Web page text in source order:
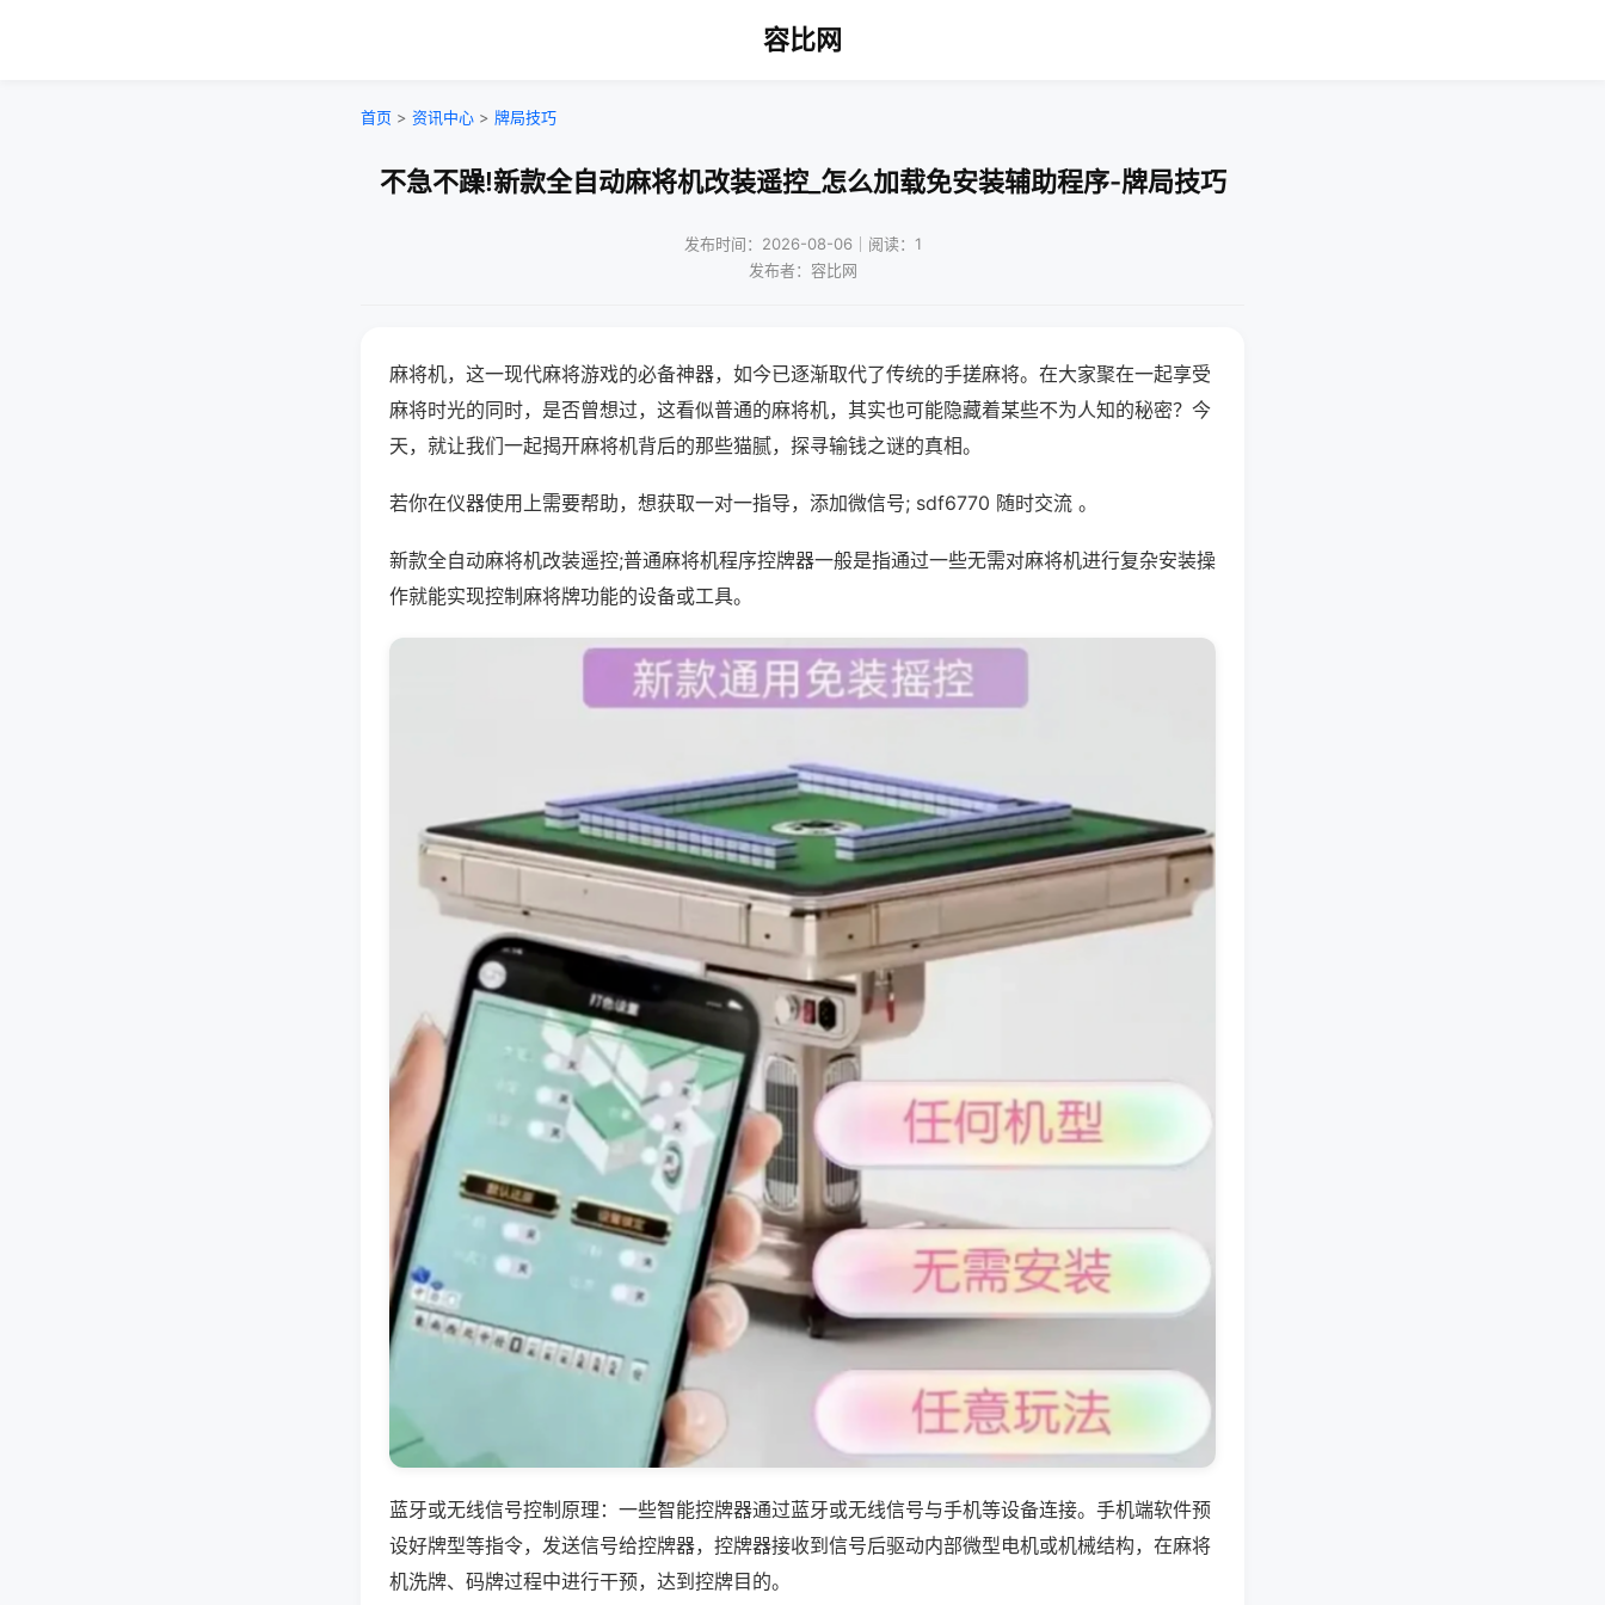
容比网
首页 > 资讯中心 > 牌局技巧
不急不躁!新款全自动麻将机改装遥控_怎么加载免安装辅助程序-牌局技巧
发布时间：2026-08-06｜阅读：1
发布者：容比网
麻将机，这一现代麻将游戏的必备神器，如今已逐渐取代了传统的手搓麻将。在大家聚在一起享受
麻将时光的同时，是否曾想过，这看似普通的麻将机，其实也可能隐藏着某些不为人知的秘密？今
天，就让我们一起揭开麻将机背后的那些猫腻，探寻输钱之谜的真相。
若你在仪器使用上需要帮助，想获取一对一指导，添加微信号; sdf6770 随时交流 。
新款全自动麻将机改装遥控;普通麻将机程序控牌器一般是指通过一些无需对麻将机进行复杂安装操
作就能实现控制麻将牌功能的设备或工具。
蓝牙或无线信号控制原理：一些智能控牌器通过蓝牙或无线信号与手机等设备连接。手机端软件预
设好牌型等指令，发送信号给控牌器，控牌器接收到信号后驱动内部微型电机或机械结构，在麻将
机洗牌、码牌过程中进行干预，达到控牌目的。